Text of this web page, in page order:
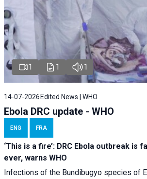
1 1 1
14-07-2026 Edited News | WHO
Ebola DRC update - WHO
ENG FRA
‘This is a fire’: DRC Ebola outbreak is
ever, warns WHO
Infections of the Bundibugyo species of